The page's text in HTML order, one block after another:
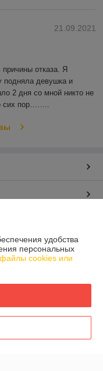
21.09.2021
отказа. Я
подняла девушка и
2 дня со мной никто не
сих пор……..
удобства
персональных
cookies или